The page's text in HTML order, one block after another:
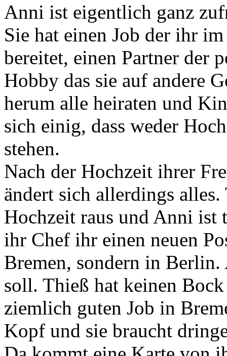
Anni ist eigentlich ganz
Sie hat einen Job der ihr
bereitet, einen Partner der
Hobby das sie auf andere
herum alle heiraten und
sich einig, dass weder
stehen.
Nach der Hochzeit ihrer
ändert sich allerdings
Hochzeit raus und Anni ist
ihr Chef ihr einen neuen
Bremen, sondern in
soll. Thieß hat keinen
ziemlich guten Job in
Kopf und sie braucht